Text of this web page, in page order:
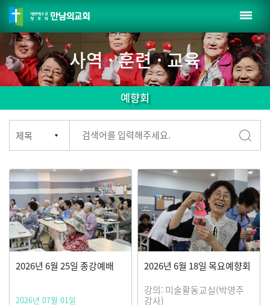
사역 · 훈련 · 교육
예향회
2026년 6월 25일 종강예배
2026년 07월 01일
2026년 6월 18일 목요예향회
강의: 미술활동교실(박영주
강사)